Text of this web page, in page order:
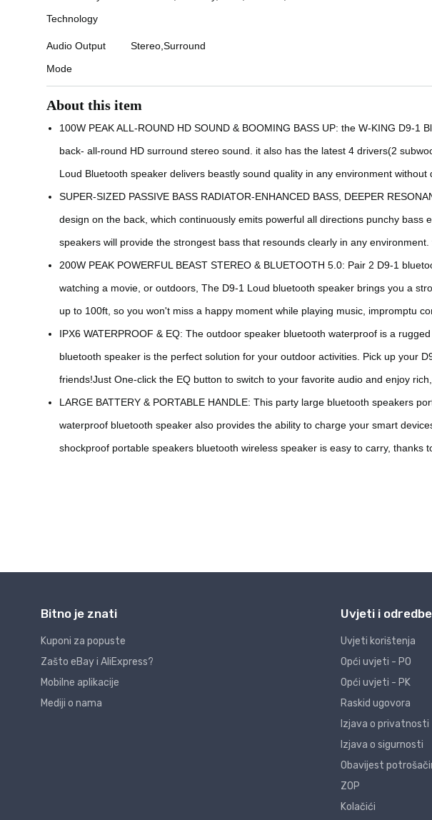
Bitno je znati
Kuponi za popuste
Zašto eBay i AliExpress?
Mobilne aplikacije
Mediji o nama
Uvjeti i odredbe
Uvjeti korištenja
Opći uvjeti - PO
Opći uvjeti - PK
Raskid ugovora
Izjava o privatnosti
Izjava o sigurnosti
Obavijest
ZOP
Kolačići